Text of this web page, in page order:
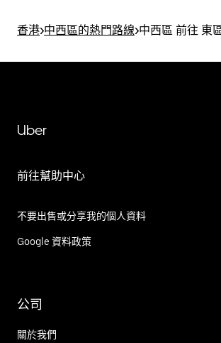
香港>中西區的熱門路線>中西區 前往 東
Uber
前往幫助中心
不要出售或分享我的個人資料
Google 資料政策
公司
關於我們